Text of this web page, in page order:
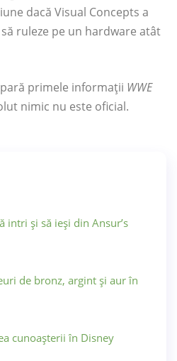
dacă Visual Concepts a
ruleze pe un hardware atât
primele informații WWE
nimic nu este oficial.
intri și să ieși din Ansur’s
de bronz, argint și aur în
cunoașterii în Disney